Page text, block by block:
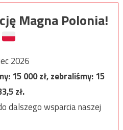
Magna Polonia!
2026
15 000zł, zebraliśmy:15
zł.
dalszego wsparcia naszej